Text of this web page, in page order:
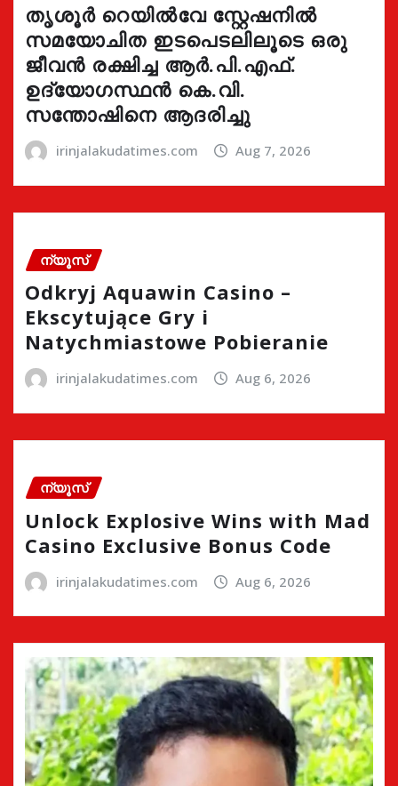
തൃശൂർ റെയിൽവേ സ്റ്റേഷനിൽ
സമയോചിത ഇടപെടലിലൂടെ ഒരു
ജീവൻ രക്ഷിച്ച ആർ.പി.എഫ്.
ഉദ്യോഗസ്ഥൻ കെ.വി.
സന്തോഷിനെ ആദരിച്ചു
irinjalakudatimes.com Aug 7, 2026
ന്യൂസ്
Odkryj Aquawin Casino –
Ekscytujące Gry i
Natychmiastowe Pobieranie
irinjalakudatimes.com Aug 6, 2026
ന്യൂസ്
Unlock Explosive Wins with Mad
Casino Exclusive Bonus Code
irinjalakudatimes.com Aug 6, 2026